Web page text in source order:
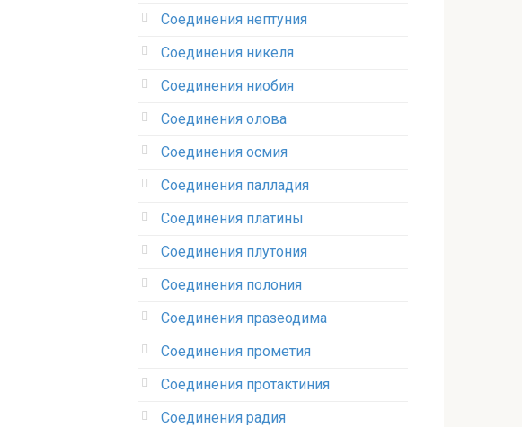
Соединения нептуния‎
Соединения никеля‎
Соединения ниобия‎
Соединения олова‎
Соединения осмия‎
Соединения палладия‎
Соединения платины‎
Соединения плутония‎
Соединения полония‎
Соединения празеодима‎
Соединения прометия‎
Соединения протактиния‎
Соединения радия‎